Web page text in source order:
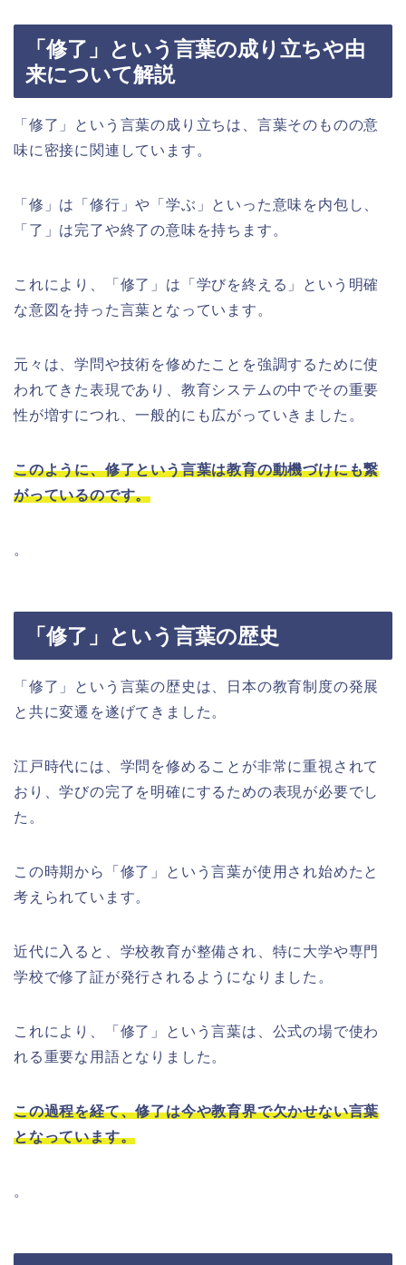
「修了」という言葉の成り立ちや由
来について解説
「修了」という言葉の成り立ちは、言葉そのものの意
味に密接に関連しています。
「修」は「修行」や「学ぶ」といった意味を内包し、
「了」は完了や終了の意味を持ちます。
これにより、「修了」は「学びを終える」という明確
な意図を持った言葉となっています。
元々は、学問や技術を修めたことを強調するために使
われてきた表現であり、教育システムの中でその重要
性が増すにつれ、一般的にも広がっていきました。
このように、修了という言葉は教育の動機づけにも繋
がっているのです。
。
「修了」という言葉の歴史
「修了」という言葉の歴史は、日本の教育制度の発展
と共に変遷を遂げてきました。
江戸時代には、学問を修めることが非常に重視されて
おり、学びの完了を明確にするための表現が必要でし
た。
この時期から「修了」という言葉が使用され始めたと
考えられています。
近代に入ると、学校教育が整備され、特に大学や専門
学校で修了証が発行されるようになりました。
これにより、「修了」という言葉は、公式の場で使わ
れる重要な用語となりました。
この過程を経て、修了は今や教育界で欠かせない言葉
となっています。
。